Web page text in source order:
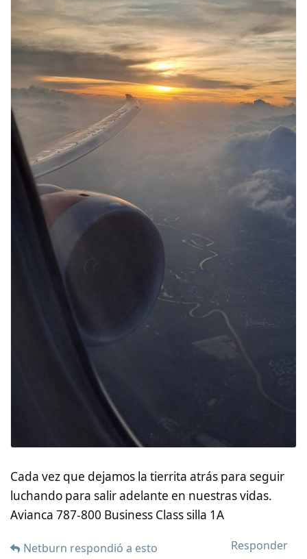
Cada vez que dejamos la tierrita atrás para seguir
luchando para salir adelante en nuestras vidas.
Avianca 787-800 Business Class silla 1A
Responder
Netburn respondió a esto